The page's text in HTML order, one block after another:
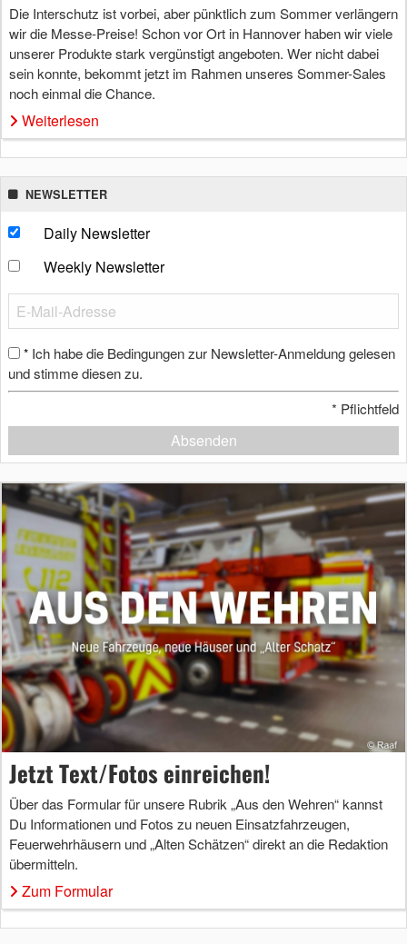
Die Interschutz ist vorbei, aber pünktlich zum Sommer verlängern
wir die Messe-Preise! Schon vor Ort in Hannover haben wir viele
unserer Produkte stark vergünstigt angeboten. Wer nicht dabei
sein konnte, bekommt jetzt im Rahmen unseres Sommer-Sales
noch einmal die Chance.
Weiterlesen
NEWSLETTER
Daily Newsletter
Weekly Newsletter
* Ich habe die Bedingungen zur Newsletter-Anmeldung gelesen
und stimme diesen zu.
* Pflichtfeld
Absenden
Jetzt Text/Fotos einreichen!
Über das Formular für unsere Rubrik „Aus den Wehren“ kannst
Du Informationen und Fotos zu neuen Einsatzfahrzeugen,
Feuerwehrhäusern und „Alten Schätzen“ direkt an die Redaktion
übermitteln.
Zum Formular